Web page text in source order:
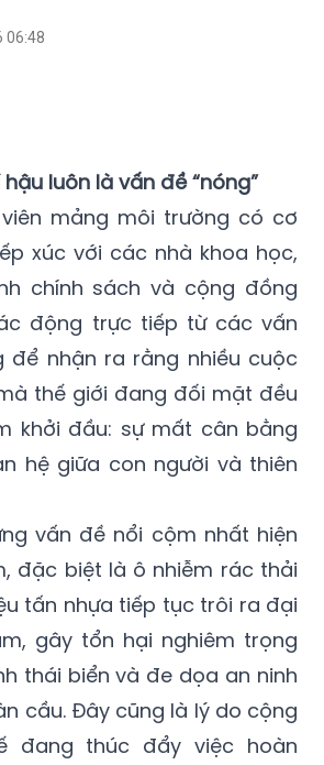
06:48
luôn là vấn đề “nóng”
mảng môi trường có cơ
xúc với các nhà khoa học,
chính sách và cộng đồng
động trực tiếp từ các vấn
để nhận ra rằng nhiều cuộc
thế giới đang đối mặt đều
khởi đầu: sự mất cân bằng
hệ giữa con người và thiên
vấn đề nổi cộm nhất hiện
đặc biệt là ô nhiễm rác thải
tấn nhựa tiếp tục trôi ra đại
gây tổn hại nghiêm trọng
thái biển và đe dọa an ninh
cầu. Đây cũng là lý do cộng
đang thúc đẩy việc hoàn